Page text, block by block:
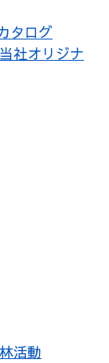
タログ
社オリジナ
活動